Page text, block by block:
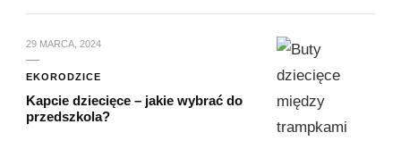
29 MARCA, 2024
EKORODZICE
Kapcie dziecięce – jakie wybrać do
przedszkola?